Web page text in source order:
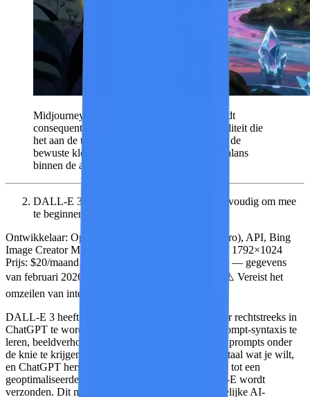
Midjourney V7 Output Showcase — Behoudt
consequent de kenmerkende esthetische kwaliteit die
het aan de top van de industrie houdt. Let op de
bewuste kleurcorrectie en compositorische balans
binnen de afbeelding.
DALL-E 3 (via ChatGPT) — Het meest eenvoudig om mee
te beginnen
Ontwikkelaar: OpenAI
ChatGPT (Plus/Pro), API, Bing
Image CreatorMaximale resolutie:
** 1024×1792 / 1792×1024
Prijs: $20/maand (ChatGPT Plus), API pay-per-use — gegevens
van februari 2026
⚠️ Vereist het
omzeilen van internetbeperkingen
DALL-E 3 heeft een revolutie teweeggebracht door rechtstreeks in
ChatGPT te worden geïntegreerd. Je hoeft geen prompt-syntaxis te
leren, beeldverhoudingen te begrijpen of negatieve prompts onder
de knie te krijgen. Je beschrijft gewoon in gewone taal wat je wilt,
en ChatGPT herschrijft je beschrijving automatisch tot een
geoptimaliseerde prompt voordat deze naar DALL-E wordt
verzonden. Dit maakt het de meest gebruiksvriendelijke AI-